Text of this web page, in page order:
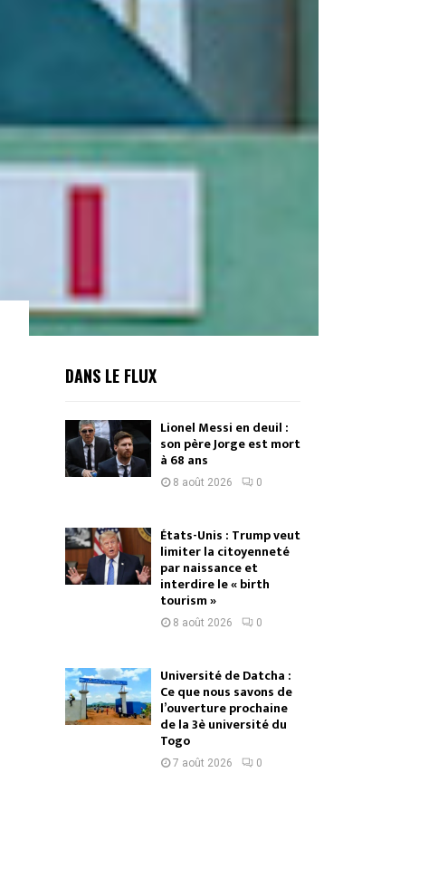
DANS LE FLUX
Lionel Messi en deuil :
son père Jorge est mort
à 68 ans
8 août 2026 0
États-Unis : Trump veut
limiter la citoyenneté
par naissance et
interdire le « birth
tourism »
8 août 2026 0
Université de Datcha :
Ce que nous savons de
l’ouverture prochaine
de la 3è université du
Togo
7 août 2026 0